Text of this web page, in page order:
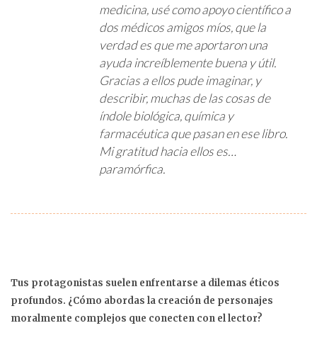
medicina, usé como apoyo científico a
dos médicos amigos míos, que la
verdad es que me aportaron una
ayuda increíblemente buena y útil.
Gracias a ellos pude imaginar, y
describir, muchas de las cosas de
índole biológica, química y
farmacéutica que pasan en ese libro.
Mi gratitud hacia ellos es…
paramórfica.
Tus protagonistas suelen enfrentarse a dilemas éticos
profundos. ¿Cómo abordas la creación de personajes
moralmente complejos que conecten con el lector?